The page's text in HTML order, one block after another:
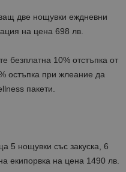
две нощувки еждневни
на цена 698 лв.
безплатна 10% отстъпка от
остъпка при жлеание да
пакети.
5 нощувки със закуска, 6
екипорвка на цена 1490 лв.